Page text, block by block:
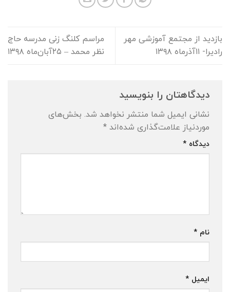
بازديد از مجتمع آموزشی مهر
راديرا- ۱۱آذرماه ۱۳۹۸
مراسم کلنگ زنی مدرسه حاج
نظر محمد – ۲۵آبان‌ماه ۱۳۹۸
دیدگاهتان را بنویسید
نشانی ایمیل شما منتشر نخواهد شد. بخش‌های
موردنیاز علامت‌گذاری شده‌اند *
دیدگاه *
نام *
ایمیل *